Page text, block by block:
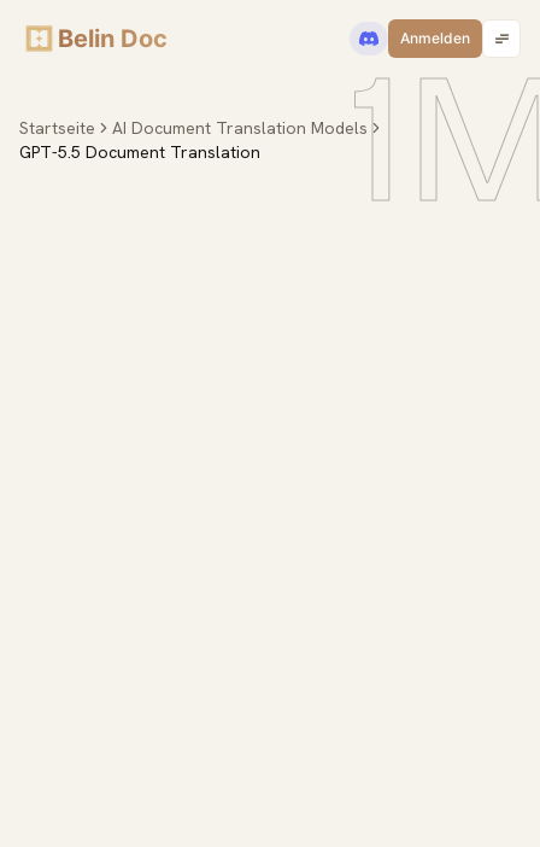
Belin Doc Anmelden
Startseite
AI Document Translation Models
GPT-5.5 Document Translation